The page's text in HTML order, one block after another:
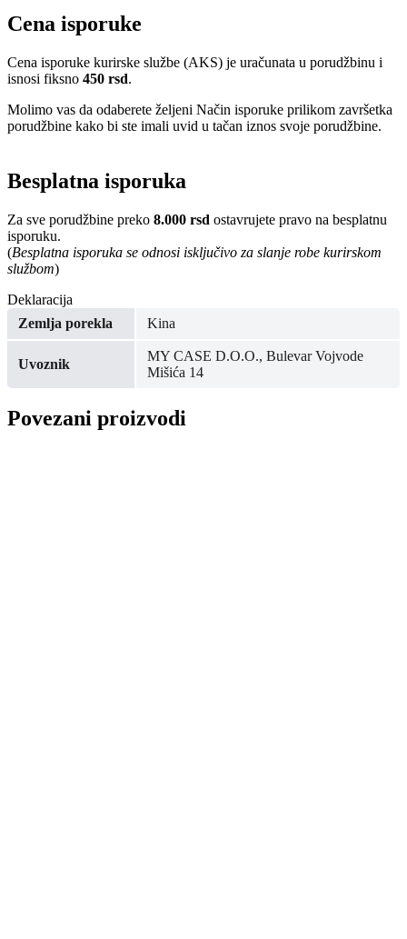
Cena isporuke
Cena isporuke kurirske službe (AKS) je uračunata u porudžbinu i
isnosi fiksno 450 rsd.
Molimo vas da odaberete željeni Način isporuke prilikom završetka
porudžbine kako bi ste imali uvid u tačan iznos svoje porudžbine.
Besplatna isporuka
Za sve porudžbine preko 8.000 rsd ostavrujete pravo na besplatnu
isporuku.
(Besplatna isporuka se odnosi isključivo za slanje robe kurirskom
službom)
Deklaracija
Zemlja porekla
Kina
Uvoznik
MY CASE D.O.O., Bulevar Vojvode
Mišića 14
Povezani proizvodi